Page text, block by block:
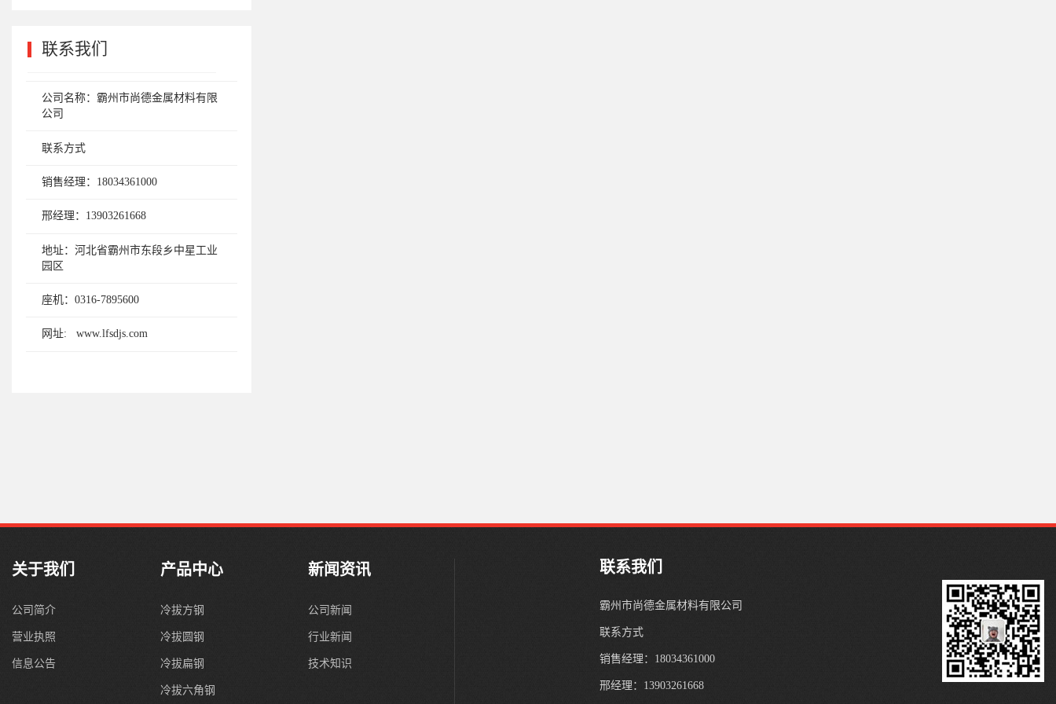
联系我们
公司名称：霸州市尚德金属材料有限
公司
联系方式
销售经理：18034361000
邢经理：13903261668
地址：河北省霸州市东段乡中星工业
园区
座机：0316-7895600
网址: www.lfsdjs.com
关于我们
公司简介
营业执照
信息公告
产品中心
冷拔方钢
冷拔圆钢
冷拔扁钢
冷拔六角钢
新闻资讯
公司新闻
行业新闻
技术知识
联系我们
霸州市尚德金属材料有限公司
联系方式
销售经理：18034361000
邢经理：13903261668